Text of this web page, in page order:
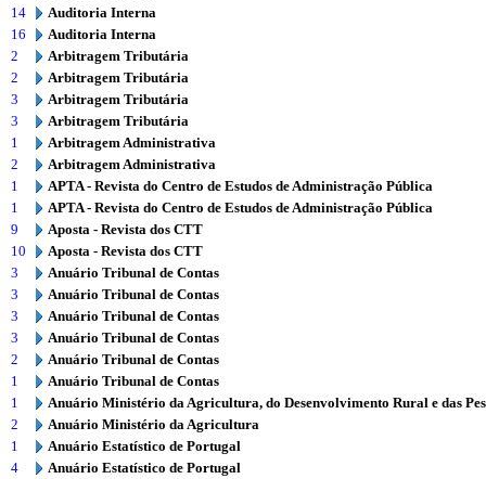
14
Auditoria Interna
16
Auditoria Interna
2
Arbitragem Tributária
2
Arbitragem Tributária
3
Arbitragem Tributária
3
Arbitragem Tributária
1
Arbitragem Administrativa
2
Arbitragem Administrativa
1
APTA - Revista do Centro de Estudos de Administração Pública
1
APTA - Revista do Centro de Estudos de Administração Pública
9
Aposta - Revista dos CTT
10
Aposta - Revista dos CTT
3
Anuário Tribunal de Contas
3
Anuário Tribunal de Contas
3
Anuário Tribunal de Contas
3
Anuário Tribunal de Contas
2
Anuário Tribunal de Contas
1
Anuário Tribunal de Contas
1
Anuário Ministério da Agricultura, do Desenvolvimento Rural e das
2
Anuário Ministério da Agricultura
1
Anuário Estatístico de Portugal
4
Anuário Estatístico de Portugal